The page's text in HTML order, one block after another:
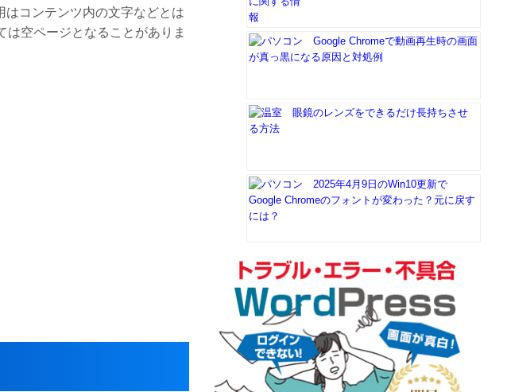
はコンテンツ内の文字などとは
空ページとなることがありま
Google Chromeで動画再生時の画面
が真っ黒になる原因と対処例
眼鏡のレンズをできるだけ長持ちさせ
る方法
2025年4月9日のWin10更新で
Google Chromeのフォントが変わった？元に戻す
には？